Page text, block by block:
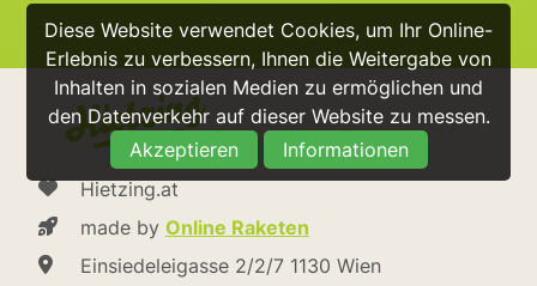
Diese Website verwendet Cookies, um Ihr Online-
Erlebnis zu verbessern, Ihnen die Weitergabe von
Inhalten in sozialen Medien zu ermöglichen und
den Datenverkehr auf dieser Website zu messen.
Akzeptieren
Informationen
Hietzing.at
made by Online Raketen
Einsiedeleigasse 2/2/7 1130 Wien